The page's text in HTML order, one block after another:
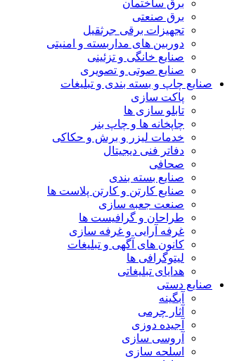
برق ساختمان
برق صنعتی
تجهیزات برقی جرثقیل
دوربین های مداربسته و امنیتی
صنایع خانگی و تزئینی
صنایع صوتی و تصویری
صنایع چاپ و بسته بندی و تبلیغات
پاکت سازی
تابلو سازی ها
چاپخانه ها و چاپ بنر
خدمات لیزر و برش و حکاکی
دفاتر فنی دیجیتال
صحافی
صنایع بسته بندی
صنایع کارتن و کارتن پلاست ها
صنعت جعبه سازی
طراحان و گرافیست ها
غرفه آرایی و غرفه سازی
کانون های آگهی و تبلیغات
لیتوگرافی ها
هدایای تبلیغاتی
صنایع دستی
آبگینه
آثار چرمی
آجیده دوزی
آروسی سازی
اسلحه سازی